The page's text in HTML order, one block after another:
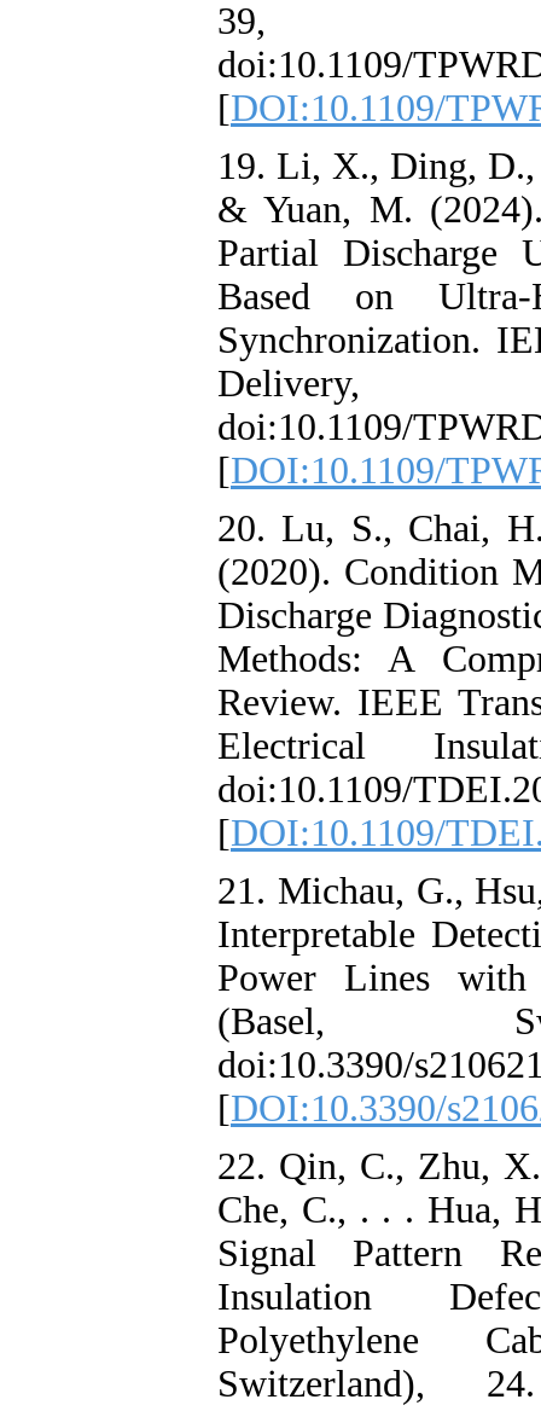
doi:10.1109/
[DOI:10.1109/
19. Li, X.,
& Yuan, M.
Partial
Based on
doi:10.1109/
[DOI:10.1109/
20. Lu, S.,
(2020).
Discharge
Methods: A
Review. IEEE
Electrical
doi:10.1109/
[DOI:10.1109/
21. Michau,
Interpretable
Power Lines
(Basel,
doi:10.3390/
[DOI:10.3390/
22. Qin, C.,
Che, C., . . .
Signal
Insulation